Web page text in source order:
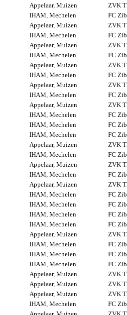
Appelaar, Muizen
ZVK
IHAM, Mechelen
FC
Appelaar, Muizen
ZVK
IHAM, Mechelen
FC
Appelaar, Muizen
ZVK
IHAM, Mechelen
FC
Appelaar, Muizen
ZVK
IHAM, Mechelen
FC
Appelaar, Muizen
ZVK
IHAM, Mechelen
FC
Appelaar, Muizen
ZVK
IHAM, Mechelen
FC
IHAM, Mechelen
FC
IHAM, Mechelen
FC
Appelaar, Muizen
ZVK
IHAM, Mechelen
FC
Appelaar, Muizen
ZVK
IHAM, Mechelen
FC
Appelaar, Muizen
ZVK
IHAM, Mechelen
FC
IHAM, Mechelen
FC
IHAM, Mechelen
FC
IHAM, Mechelen
FC
Appelaar, Muizen
ZVK
IHAM, Mechelen
FC
IHAM, Mechelen
FC
IHAM, Mechelen
FC
Appelaar, Muizen
ZVK
Appelaar, Muizen
ZVK
Appelaar, Muizen
ZVK
IHAM, Mechelen
FC